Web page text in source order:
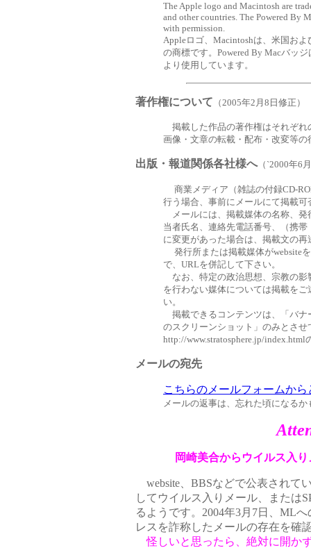
The Apple logo and Macintosh are
and other countries. The Powered By
with permission.
Appleロゴ、Macintoshは、米国お
の商標です。Powered By Macバッ
より使用しています。
著作権について （2005年2月8日修正）
掲載した作品の著作権はそれぞれ
画像・文章の転載・配布・改変等
出版・報道関係各社様へ（`2000年6
商業メディア（雑誌の付録CD-
行う場合、事前にメールにて掲載可
メールには、掲載媒体の名称、発
当者氏名、連絡先電話番号、（携
に変更があった場合は、掲載文の再
発行所または掲載媒体がwebsite
で、URLを併記して下さい。
なお、特定の政治思想、宗教の影
を行わない媒体については掲載を
い。
掲載できるコンテンツは、「バナ
のスクリーンショット」のみとさ
http://www.stratosphere.jp/
メールの宛先
こちらのメールフォームから
メールの返事は、忘れた頃になる
岡崎美合からウイルス入
website、BBSなどで公表されて
してウイルス入りメール、または
るようです。2004年3月7日、ML
レスを詐称したメールの存在を確
怪しいと思ったら、絶対に開か